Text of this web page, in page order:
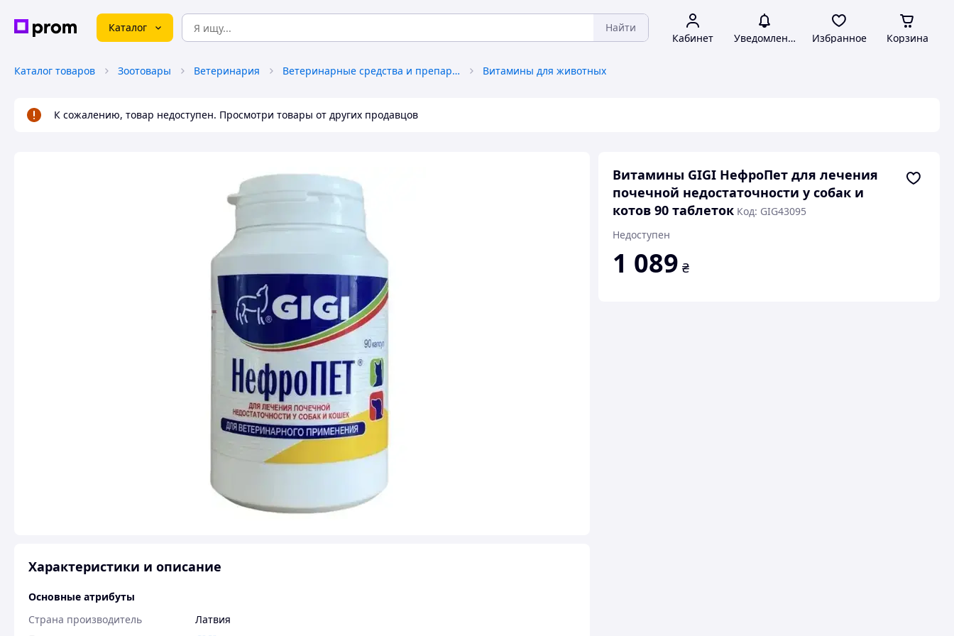
Каталог Найти
Кабинет Уведомления Избранное Корзина
Каталог товаров Зоотовары Ветеринария Ветеринарные средства и препараты Витамины для животных
К сожалению, товар недоступен. Просмотри товары от других продавцов
Витамины GIGI НефроПет для лечения
почечной недостаточности у собак и
котов 90 таблеток Код: GIG43095
Недоступен
1 089 ₴
Характеристики и описание
Основные атрибуты
Страна производитель
Латвия